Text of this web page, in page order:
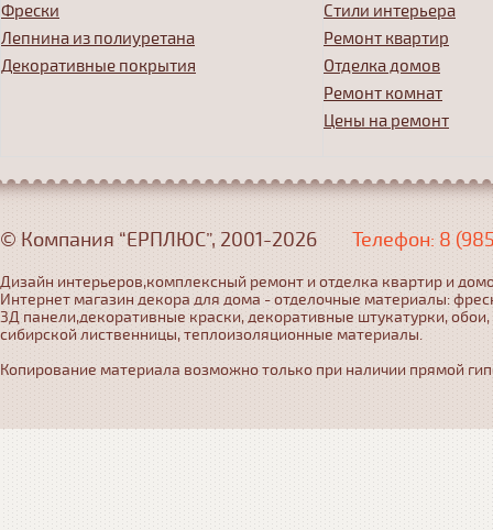
Фрески
Лепнина из полиуретана
Декоративные покрытия
Стили интерьера
Ремонт квартир
Отделка домов
Ремонт комнат
Цены на ремонт
© Компания “ЕРПЛЮС”, 2001-2026 Телефон: 8
Дизайн интерьеров,комплексный ремонт и отделка квартир и
Интернет магазин декора для дома - отделочные материалы:
3Д панели,декоративные краски, декоративные штукатурки,
сибирской лиственницы, теплоизоляционные материалы.
Копирование материала возможно только при наличии прямой